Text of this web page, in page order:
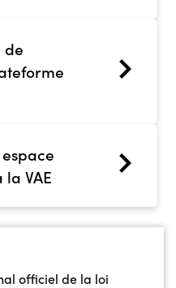
de
VAE
officiel de la loi